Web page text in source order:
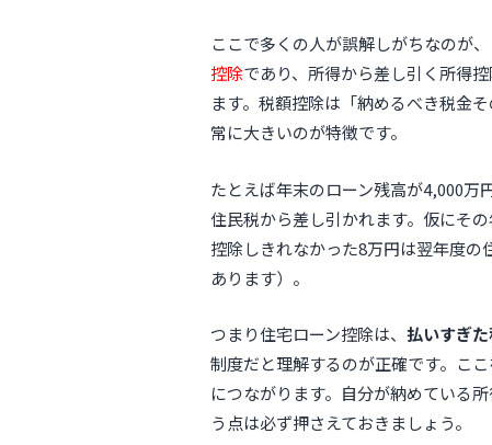
ここで多くの人が誤解しがちなのが
控除であり、所得から差し引く所得
ます。税額控除は「納めるべき税金
常に大きいのが特徴です。
たとえば年末のローン残高が4,000万
住民税から差し引かれます。仮にそ
控除しきれなかった8万円は翌年度
あります）。
つまり住宅ローン控除は、 払いすぎ
制度だと理解するのが正確です。こ
につながります。自分が納めている
う点は必ず押さえておきましょう。